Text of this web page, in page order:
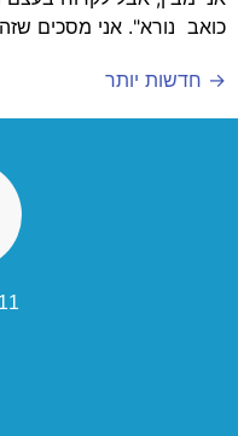
כואב נורא". אני מסכים
→ חדשות יותר